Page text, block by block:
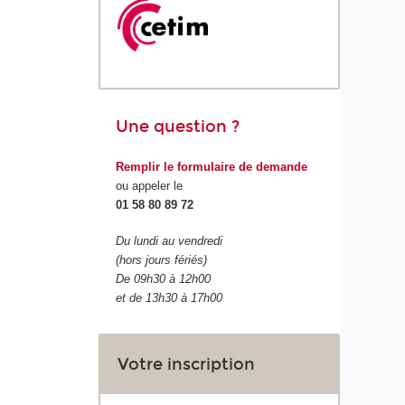
Une question ?
Remplir le formulaire de demande
ou appeler le
01 58 80 89 72
Du lundi au vendredi
(hors jours fériés)
De 09h30 à 12h00
et de 13h30 à 17h00
Votre inscription